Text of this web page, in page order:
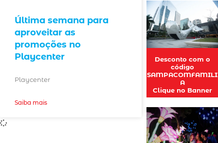
Última semana para
aproveitar as
promoções no
Playcenter
Playcenter
Saiba mais
Desconto com o
código
SAMPACOMFAMILI
A
Clique no Banner